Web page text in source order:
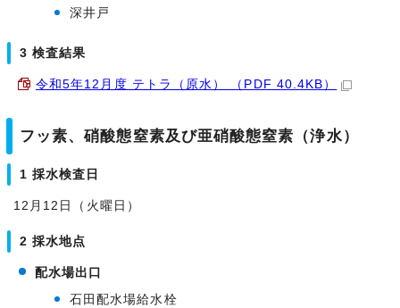
深井戸
3 検査結果
令和5年12月度 テトラ（原水） （PDF 40.4KB）
フッ素、硝酸態窒素及び亜硝酸態窒素（浄水）
1 採水検査日
12月12日（火曜日）
2 採水地点
配水場出口
石田配水場給水栓